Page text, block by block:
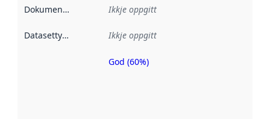
Dokumentasjon Ikkje oppgitt
Datasettype Ikkje oppgitt
Metadatakvalitet
God (60%)